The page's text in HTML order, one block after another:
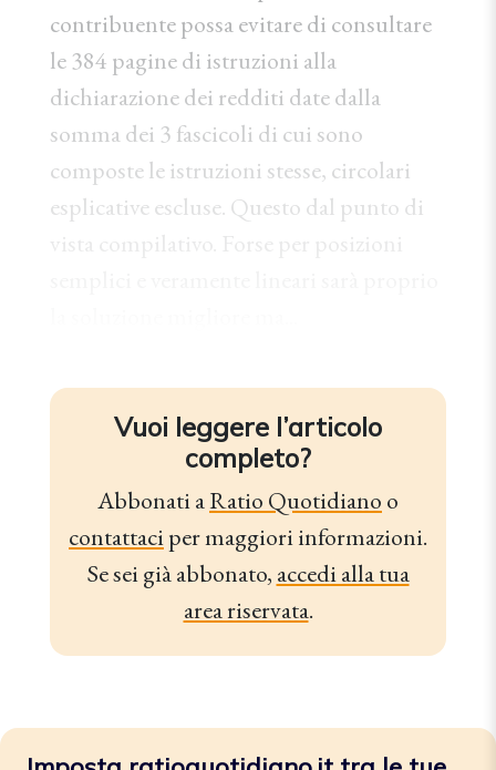
contribuente possa evitare di consultare
le 384 pagine di istruzioni alla
dichiarazione dei redditi date dalla
somma dei 3 fascicoli di cui sono
composte le istruzioni stesse, circolari
esplicative escluse. Questo dal punto di
vista compilativo. Forse per posizioni
Vuoi leggere l’articolo
completo?
Abbonati aRatio Quotidiano o
contattaciper maggiori informazioni.
Se sei già abbonato, accedi alla tua
area riservata.